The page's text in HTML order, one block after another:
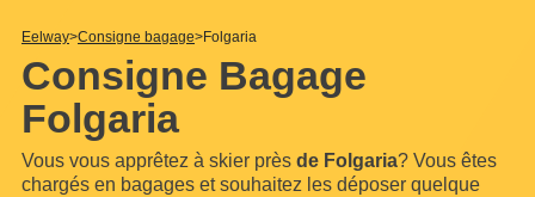
Eelway Consigne bagage Folgaria
Consigne Bagage
Folgaria
Vous vous apprêtez à skier près de Folgaria? Vous êtes
chargés en bagages et souhaitez les déposer quelque